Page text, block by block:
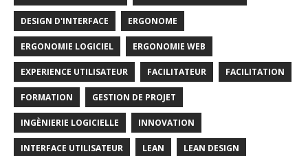
DESIGN D'INTERFACE ERGONOME
ERGONOMIE LOGICIEL ERGONOMIE WEB
EXPERIENCE UTILISATEUR FACILITATEUR FACILITATION
FORMATION GESTION DE PROJET
INGÈNIERIE LOGICIELLE INNOVATION
INTERFACE UTILISATEUR LEAN LEAN DESIGN